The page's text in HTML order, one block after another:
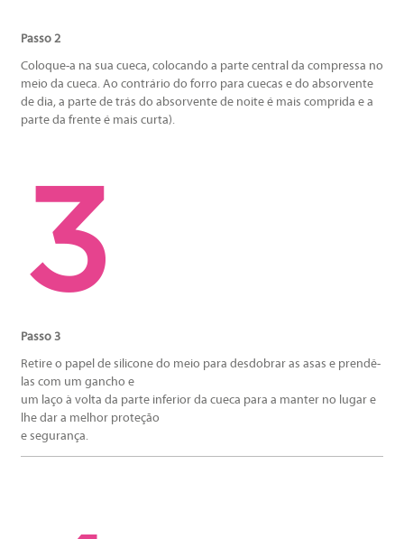
Passo 2
Coloque-a na sua cueca, colocando a parte central da compressa no
meio da cueca. Ao contrário do forro para cuecas e do absorvente
de dia, a parte de trás do absorvente de noite é mais comprida e a
parte da frente é mais curta).
Passo 3
Retire o papel de silicone do meio para desdobrar as asas e prendê-
las com um gancho e
um laço à volta da parte inferior da cueca para a manter no lugar e
lhe dar a melhor proteção
e segurança.